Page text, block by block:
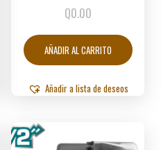
Q0.00
AÑADIR AL CARRITO
Añadir a lista de deseos